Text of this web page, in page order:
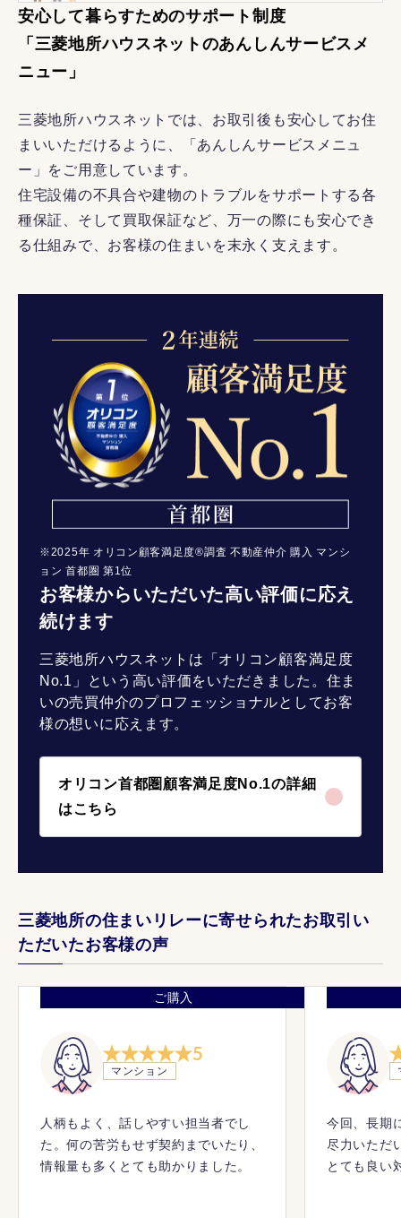
安心して暮らすためのサポート制度
「三菱地所ハウスネットのあんしんサービスメ
ニュー」
三菱地所ハウスネットでは、お取引後も安心してお住
まいいただけるように、「あんしんサービスメニュ
ー」をご用意しています。
住宅設備の不具合や建物のトラブルをサポートする各
種保証、そして買取保証など、万一の際にも安心でき
る仕組みで、お客様の住まいを末永く支えます。
お客様からいただいた高い評価に応え
続けます
三菱地所ハウスネットは「オリコン顧客満足度
No.1」という高い評価をいただきました。住ま
いの売買仲介のプロフェッショナルとしてお客
様の想いに応えます。
オリコン首都圏顧客満足度No.1の詳細
はこちら
※2025年 オリコン顧客満足度®調査 不動産仲介 購入 マンシ
ョン 首都圏 第1位
三菱地所の住まいリレーに寄せられたお取引い
ただいたお客様の声
ご購入
5
マンション
人柄もよく、話しやすい担当者でし
た。何の苦労もせず契約までいたり、
情報量も多くとても助かりました。
今回、長期
尽力いただ
とても良い